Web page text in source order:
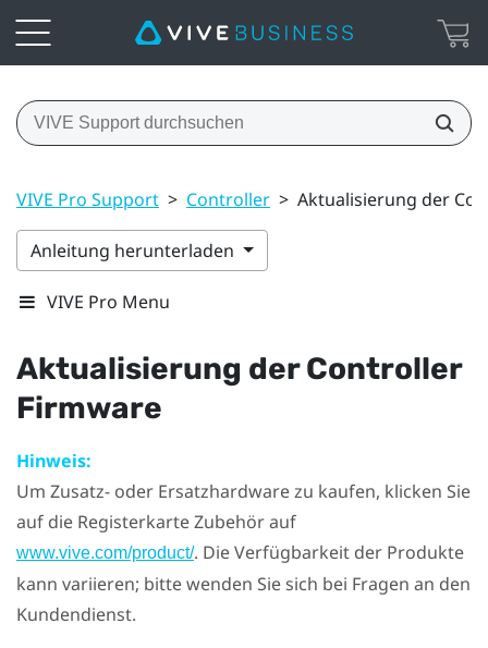
VIVE Pro Support > Controller > Aktualisierung der
Anleitung herunterladen
VIVE Pro Menu
Aktualisierung der Controller
Firmware
Hinweis:
Um Zusatz- oder Ersatzhardware zu kaufen, klicken Sie
auf die Registerkarte Zubehör auf
www.vive.com/product/. Die Verfügbarkeit der Produkte
kann variieren; bitte wenden Sie sich bei Fragen an den
Kundendienst.